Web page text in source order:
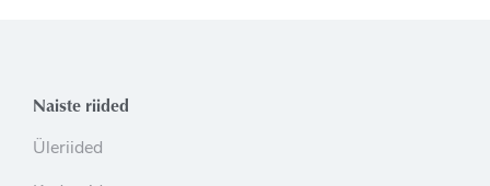
Naiste riided
Üleriided